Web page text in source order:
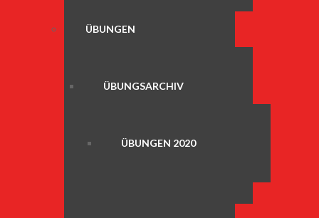
ÜBUNGEN
ÜBUNGSARCHIV
ÜBUNGEN 2020